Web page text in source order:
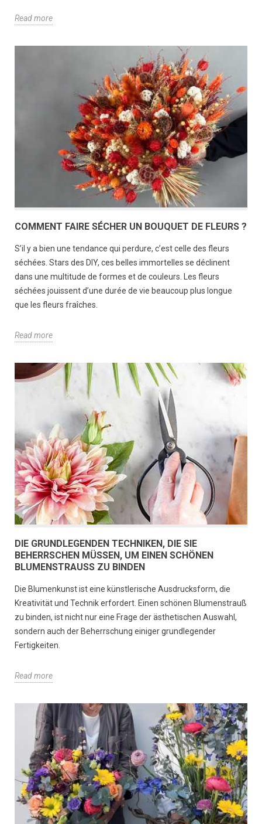
Read more
COMMENT FAIRE SÉCHER UN BOUQUET DE FLEURS ?
S’il y a bien une tendance qui perdure, c’est celle des fleurs
séchées. Stars des DIY, ces belles immortelles se déclinent
dans une multitude de formes et de couleurs. Les fleurs
séchées jouissent d’une durée de vie beaucoup plus longue
que les fleurs fraîches.
Read more
DIE GRUNDLEGENDEN TECHNIKEN, DIE SIE
BEHERRSCHEN MÜSSEN, UM EINEN SCHÖNEN
BLUMENSTRAUSS ZU BINDEN
Die Blumenkunst ist eine künstlerische Ausdrucksform, die
Kreativität und Technik erfordert. Einen schönen Blumenstrauß
zu binden, ist nicht nur eine Frage der ästhetischen Auswahl,
sondern auch der Beherrschung einiger grundlegender
Fertigkeiten.
Read more